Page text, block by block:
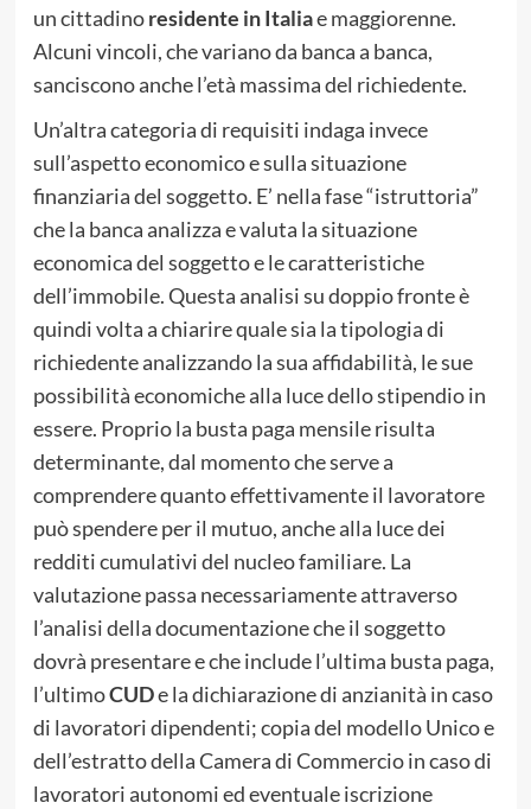
un cittadinoresidente in Italiae maggiorenne.
Alcuni vincoli, che variano da banca a banca,
sanciscono anche l’età massima del richiedente.
Un’altra categoria di requisiti indaga invece
sull’aspetto economico e sulla situazione
finanziaria del soggetto. E’ nella fase “istruttoria”
che la banca analizza e valuta la situazione
economica del soggetto e le caratteristiche
dell’immobile. Questa analisi su doppio fronte è
quindi volta a chiarire quale sia la tipologia di
richiedente analizzando la sua affidabilità, le sue
possibilità economiche alla luce dello stipendio in
essere. Proprio la busta paga mensile risulta
determinante, dal momento che serve a
comprendere quanto effettivamente il lavoratore
può spendere per il mutuo, anche alla luce dei
redditi cumulativi del nucleo familiare. La
valutazione passa necessariamente attraverso
l’analisi della documentazione che il soggetto
dovrà presentare e che include l’ultima busta paga,
l’ultimoCUDe la dichiarazione di anzianità in caso
di lavoratori dipendenti; copia del modello Unico e
dell’estratto della Camera di Commercio in caso di
lavoratori autonomi ed eventuale iscrizione